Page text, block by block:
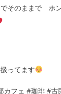
そのままで ホ
ってます
フェ #珈琲 #